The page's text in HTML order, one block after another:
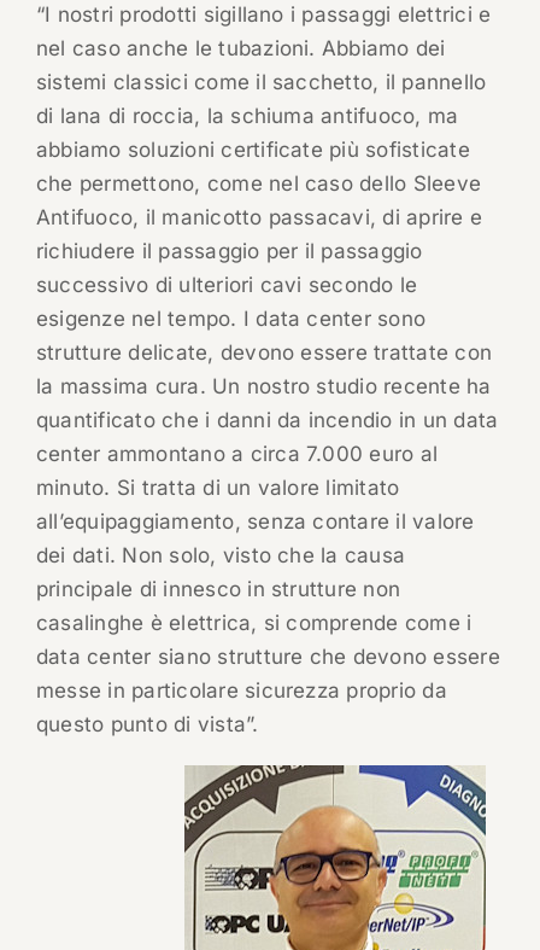
“I nostri prodotti sigillano i passaggi elettrici e
nel caso anche le tubazioni. Abbiamo dei
sistemi classici come il sacchetto, il pannello
di lana di roccia, la schiuma antifuoco, ma
abbiamo soluzioni certificate più sofisticate
che permettono, come nel caso dello Sleeve
Antifuoco, il manicotto passacavi, di aprire e
richiudere il passaggio per il passaggio
successivo di ulteriori cavi secondo le
esigenze nel tempo. I data center sono
strutture delicate, devono essere trattate con
la massima cura. Un nostro studio recente ha
quantificato che i danni da incendio in un data
center ammontano a circa 7.000 euro al
minuto. Si tratta di un valore limitato
all’equipaggiamento, senza contare il valore
dei dati. Non solo, visto che la causa
principale di innesco in strutture non
casalinghe è elettrica, si comprende come i
data center siano strutture che devono essere
messe in particolare sicurezza proprio da
questo punto di vista”.